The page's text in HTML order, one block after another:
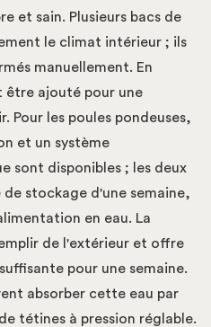
et sain. Plusieurs bacs de
le climat intérieur ; ils
manuellement. En
ajouté pour une
Pour les poules pondeuses,
et un système
sont disponibles ; les deux
stockage d'une semaine,
en eau. La
de l'extérieur et offre
pour une semaine.
absorber cette eau par
tétines à pression réglable.